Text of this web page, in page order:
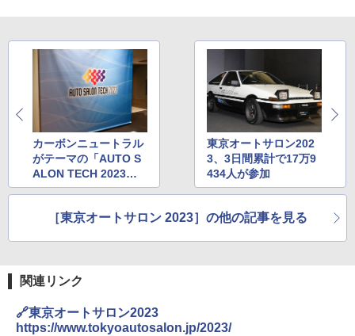
カーボンニュートラル
がテーマの「AUTO S
ALON TECH 2023」
次世代動力源のクルマ
ムなど展示
東京オートサロン202
3、3日間累計で17万9
434人が参加
［東京オートサロン 2023］の他の記事を見る
関連リンク
🔗東京オートサロン2023
https://www.tokyoautosalon.jp/2023/